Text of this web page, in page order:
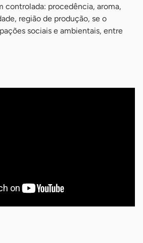
controlada: procedência, aroma,
região de produção, se o
sociais e ambientais, entre